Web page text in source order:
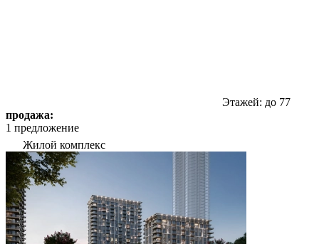
Этажей: до 77
продажа:
1 предложение
Жилой комплекс